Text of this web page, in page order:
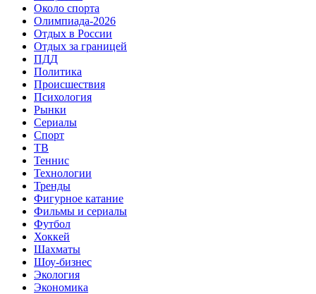
Около спорта
Олимпиада-2026
Отдых в России
Отдых за границей
ПДД
Политика
Происшествия
Психология
Рынки
Сериалы
Спорт
ТВ
Теннис
Технологии
Тренды
Фигурное катание
Фильмы и сериалы
Футбол
Хоккей
Шахматы
Шоу-бизнес
Экология
Экономика